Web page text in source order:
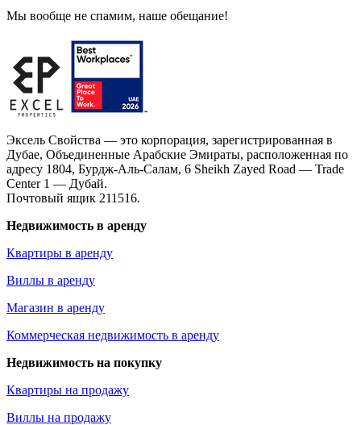
Мы вообще не спамим, наше обещание!
Эксель Свойства — это корпорация, зарегистрированная в
Дубае, Объединенные Арабские Эмираты, расположенная по
адресу 1804, Бурдж-Аль-Салам, 6 Sheikh Zayed Road — Trade
Center 1 — Дубай.
Почтовый ящик 211516.
Недвижимость в аренду
Квартиры в аренду
Виллы в аренду
Магазин в аренду
Коммерческая недвижимость в аренду
Недвижимость на покупку
Квартиры на продажу
Виллы на продажу